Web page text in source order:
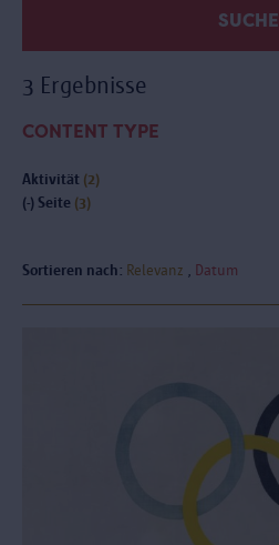
SUCHE
3 Ergebnisse
CONTENT TYPE
Aktivität (2)
(-) Seite (3)
Sortieren nach: Relevanz Datum